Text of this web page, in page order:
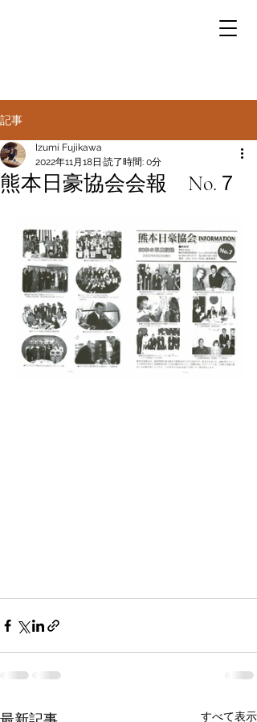
記事
熊本日豪協会会報 No.７
Izumi Fujikawa
2022年11月18日 読了時間: 0分
すべて表示